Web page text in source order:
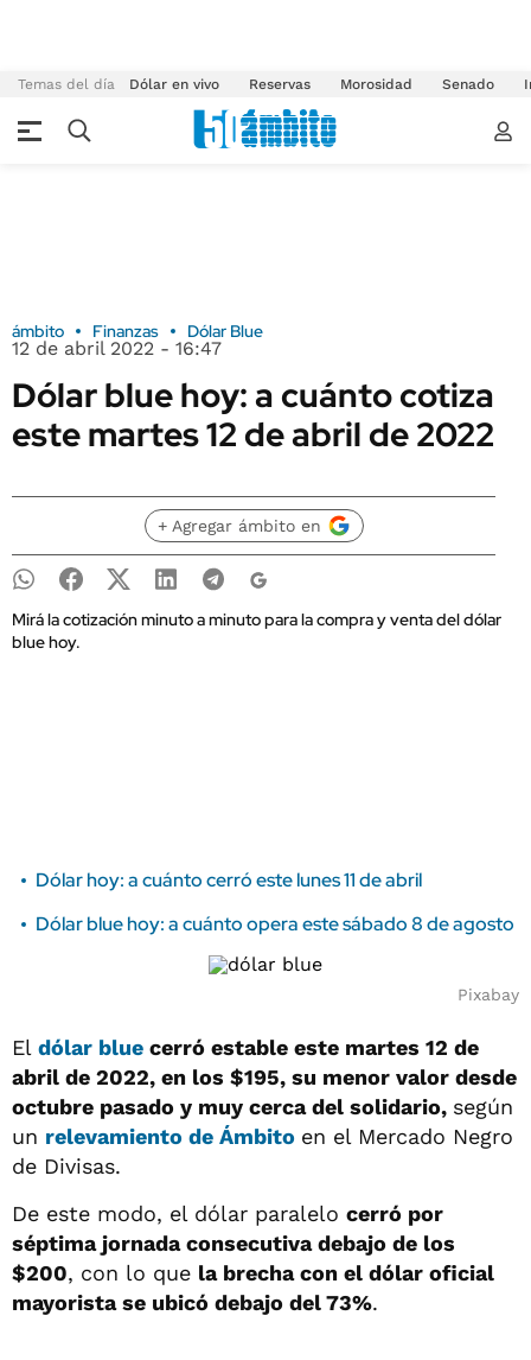
Temas del día Dólar en vivo Reservas Morosidad Senado
ámbito Finanzas Dólar Blue
12 de abril 2022 - 16:47
Dólar blue hoy: a cuánto cotiza
este martes 12 de abril de 2022
+ Agregar ámbito en
Mirá la cotización minuto a minuto para la compra y venta del dólar
blue hoy.
Dólar hoy: a cuánto cerró este lunes 11 de abril
Dólar blue hoy: a cuánto opera este sábado 8 de agosto
Pixabay
El dólar blue cerró estable este martes 12 de
abril de 2022, en los $195, su menor valor desde
octubre pasado y muy cerca del solidario, según
un relevamiento de Ámbito en el Mercado Negro
de Divisas.
De este modo, el dólar paralelo cerró por
séptima jornada consecutiva debajo de los
$200, con lo que la brecha con el dólar oficial
mayorista se ubicó debajo del 73%.